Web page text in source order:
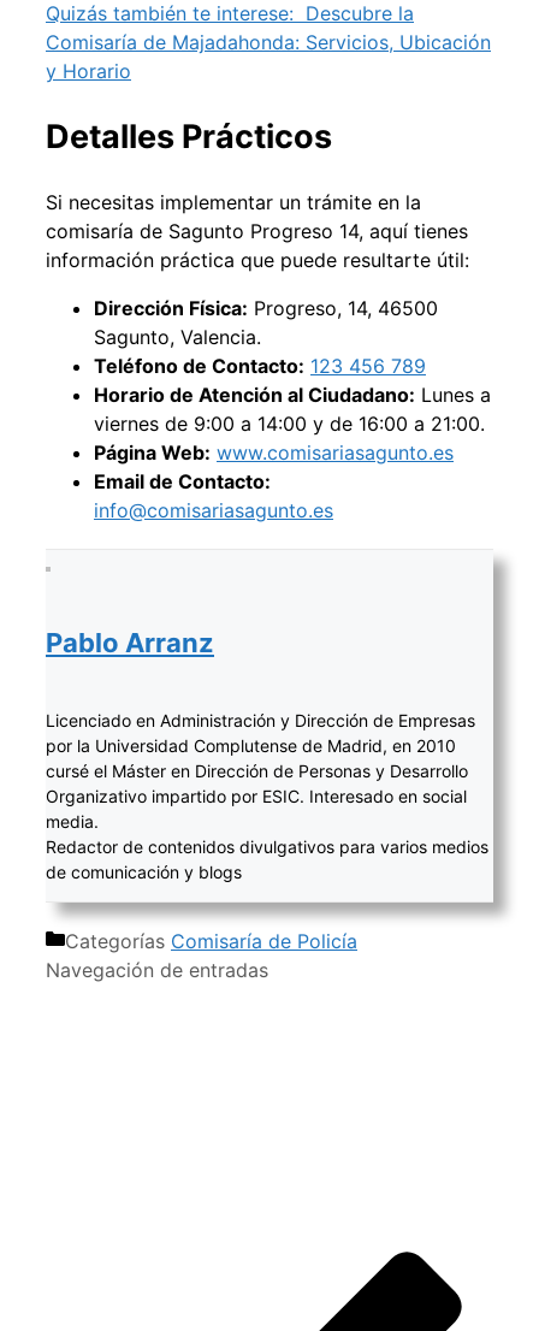
Quizás también te interese: Descubre la
Comisaría de Majadahonda: Servicios, Ubicación
y Horario
Detalles Prácticos
Si necesitas implementar un trámite en la
comisaría de Sagunto Progreso 14, aquí tienes
información práctica que puede resultarte útil:
Dirección Física: Progreso, 14, 46500
Sagunto, Valencia.
Teléfono de Contacto: 123 456 789
Horario de Atención al Ciudadano: Lunes a
viernes de 9:00 a 14:00 y de 16:00 a 21:00.
Página Web: www.comisariasagunto.es
Email de Contacto:
info@comisariasagunto.es
Pablo Arranz
Licenciado en Administración y Dirección de Empresas
por la Universidad Complutense de Madrid, en 2010
cursé el Máster en Dirección de Personas y Desarrollo
Organizativo impartido por ESIC. Interesado en social
media.
Redactor de contenidos divulgativos para varios medios
de comunicación y blogs
Categorías Comisaría de Policía
Navegación de entradas